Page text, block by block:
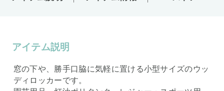
アイテム説明
窓の下や、勝手口脇に気軽に置ける小型サイズのウッ
ディロッカーです。